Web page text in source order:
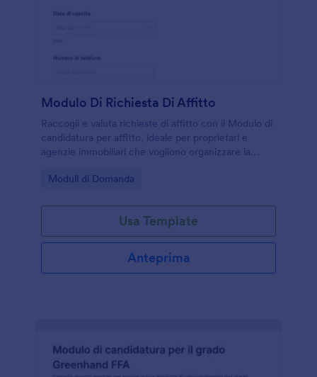
Modulo Di Richiesta Di Affitto
Raccogli e valuta richieste di affitto con il Modulo di
candidatura per affitto, ideale per proprietari e
agenzie immobiliari che vogliono organizzare la
Jotform.
Go to Category:
Moduli di Domanda
Usa Template
Anteprima